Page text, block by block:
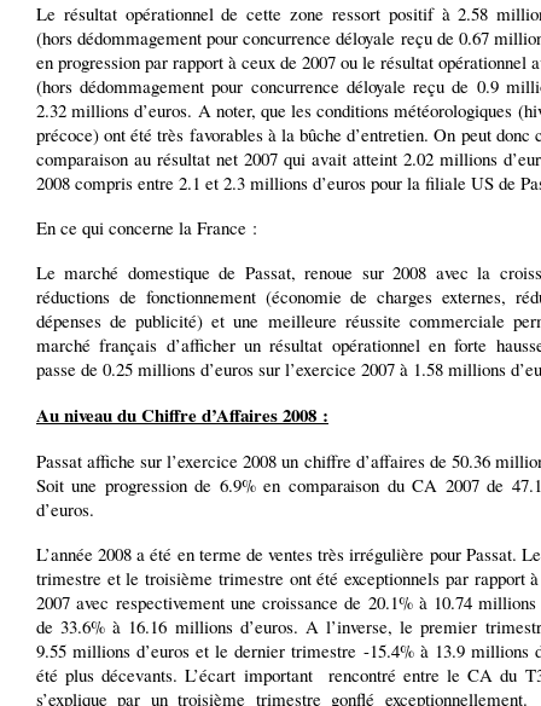
Le résultat opérationnel de cette zone ressort positif à 2.58
(hors dédommagement pour concurrence déloyale reçu de 0.67
en progression par rapport à ceux de 2007 ou le résultat opérationnel
(hors dédommagement pour concurrence déloyale reçu de 0.9
2.32 millions d’euros. A noter, que les conditions météorologiques
précoce) ont été très favorables à la bûche d’entretien. On peut donc
comparaison au résultat net 2007 qui avait atteint 2.02 millions
2008 compris entre 2.1 et 2.3 millions d’euros pour la filiale US de
En ce qui concerne la France :
Le marché domestique de Passat, renoue sur 2008 avec la
réductions de fonctionnement (économie de charges externes,
dépenses de publicité) et une meilleure réussite commerciale
marché français d’afficher un résultat opérationnel en forte
passe de 0.25 millions d’euros sur l’exercice 2007 à 1.58 millions
Au niveau du Chiffre d’Affaires 2008 :
Passat affiche sur l’exercice 2008 un chiffre d’affaires de 50.36
Soit une progression de 6.9% en comparaison du CA 2007 de
d’euros.
L’année 2008 a été en terme de ventes très irrégulière pour Passat.
trimestre et le troisième trimestre ont été exceptionnels par rapport
2007 avec respectivement une croissance de 20.1% à 10.74 millions
de 33.6% à 16.16 millions d’euros. A l’inverse, le premier
9.55 millions d’euros et le dernier trimestre -15.4% à 13.9 millions
été plus décevants. L’écart important rencontré entre le CA du
s’explique par un troisième trimestre gonflé